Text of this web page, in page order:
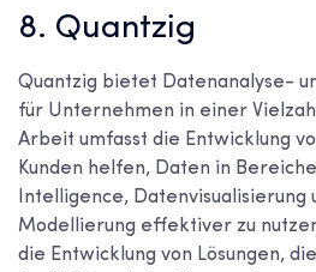
8. Quantzig
Quantzig bietet Datenanalyse-
für Unternehmen in einer
Arbeit umfasst die Entwicklung
Kunden helfen, Daten in
Intelligence, Datenvisualisierung
Modellierung effektiver zu
die Entwicklung von Lösungen,